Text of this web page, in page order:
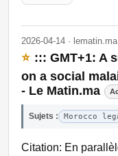
2026-04-14 ·
⭐ ::: GMT+1: A
on a social
- Le Matin.ma
Sujets : Morocco
Citation: En